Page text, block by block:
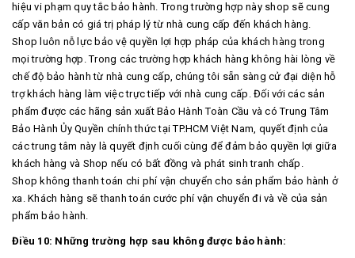
hiệu vi phạm quy tắc bảo hành. Trong trường hợp này shop sẽ cung
cấp văn bản có giá trị pháp lý từ nhà cung cấp đến khách hàng.
Shop luôn nỗ lực bảo vệ quyền lợi hợp pháp của khách hàng trong
mọi trường hợp. Trong các trường hợp khách hàng không hài lòng về
chế độ bảo hành từ nhà cung cấp, chúng tôi sẵn sàng cử đại diện hỗ
trợ khách hàng làm việc trực tiếp với nhà cung cấp. Đối với các sản
phẩm được các hãng sản xuất Bảo Hành Toàn Cầu và có Trung Tâm
Bảo Hành Ủy Quyền chính thức tại TP.HCM Việt Nam, quyết định của
các trung tâm này là quyết định cuối cùng để đảm bảo quyền lợi giữa
khách hàng và Shop nếu có bất đồng và phát sinh tranh chấp.
Shop không thanh toán chi phí vận chuyển cho sản phẩm bảo hành ở
xa. Khách hàng sẽ thanh toán cước phí vận chuyển đi và về của sản
phẩm bảo hành.
Điều 10: Những trường hợp sau không được bảo hành: